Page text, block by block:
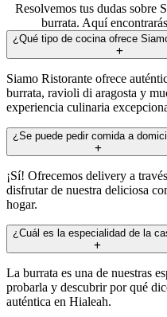
Resolvemos tus dudas sobre
burrata. Aquí
¿Qué tipo de cocina ofrece
Siamo Ristorante ofrece
burrata, ravioli di aragosta y
experiencia culinaria
¿Se puede pedir comida a
¡Sí! Ofrecemos delivery a
disfrutar de nuestra deliciosa
hogar.
¿Cuál es la especialidad de la
La burrata es una de nuestras
probarla y descubrir por qué
auténtica en Hialeah.